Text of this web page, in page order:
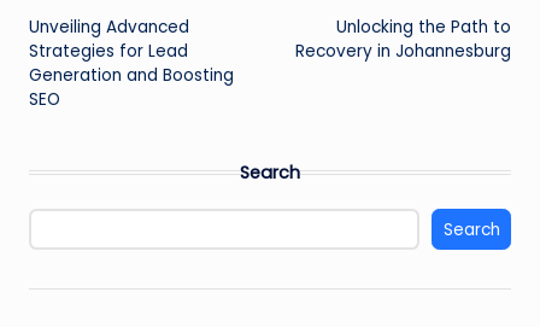
navigation
Unveiling Advanced
Strategies for Lead
Generation and Boosting
SEO
Unlocking the Path to
Recovery in Johannesburg
Search
Search